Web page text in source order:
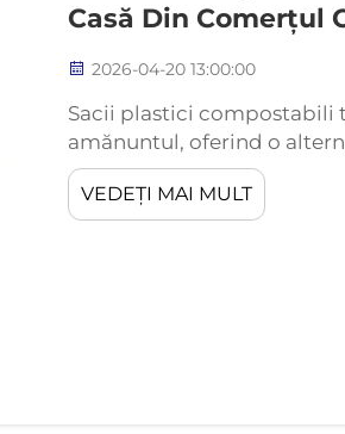
Casă Din Comerțul
2026-04-20 13:00:00
Sacii plastici compostabili
amănuntul, oferind o
operațiunile existente ale
sistemelor tradiționale de
VEDEȚI MAI MULT